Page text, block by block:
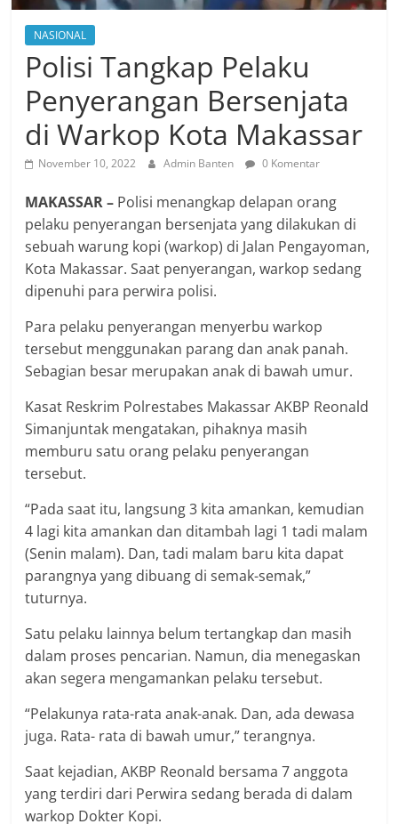
NASIONAL
Polisi Tangkap Pelaku
Penyerangan Bersenjata
di Warkop Kota Makassar
November 10, 2022 Admin Banten 0 Komentar
MAKASSAR – Polisi menangkap delapan orang
pelaku penyerangan bersenjata yang dilakukan di
sebuah warung kopi (warkop) di Jalan Pengayoman,
Kota Makassar. Saat penyerangan, warkop sedang
dipenuhi para perwira polisi.
Para pelaku penyerangan menyerbu warkop
tersebut menggunakan parang dan anak panah.
Sebagian besar merupakan anak di bawah umur.
Kasat Reskrim Polrestabes Makassar AKBP Reonald
Simanjuntak mengatakan, pihaknya masih
memburu satu orang pelaku penyerangan
tersebut.
“Pada saat itu, langsung 3 kita amankan, kemudian
4 lagi kita amankan dan ditambah lagi 1 tadi malam
(Senin malam). Dan, tadi malam baru kita dapat
parangnya yang dibuang di semak-semak,”
tuturnya.
Satu pelaku lainnya belum tertangkap dan masih
dalam proses pencarian. Namun, dia menegaskan
akan segera mengamankan pelaku tersebut.
“Pelakunya rata-rata anak-anak. Dan, ada dewasa
juga. Rata- rata di bawah umur,” terangnya.
Saat kejadian, AKBP Reonald bersama 7 anggota
yang terdiri dari Perwira sedang berada di dalam
warkop Dokter Kopi.